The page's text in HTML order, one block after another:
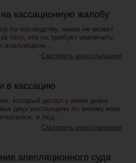
кассационную жалобу
по наследству, никак не может
того, что он требует увеличить
апелляцион...
Смотреть консультацию
в кассацию
который делал у меня дома
двух инстанциях по моему иску
и под...
Смотреть консультацию
апелляционного суда